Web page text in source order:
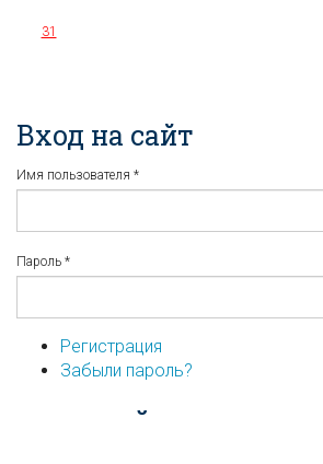
31
Вход на сайт
Имя пользователя *
Пароль *
Регистрация
Забыли пароль?
...или войдите